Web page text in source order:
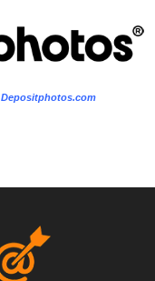
Depositphotos.com